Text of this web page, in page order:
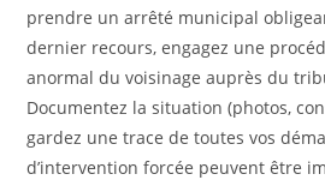
prendre un arrêté municipal
dernier recours, engagez une
anormal du voisinage auprès du
Documentez la situation (photos,
gardez une trace de toutes vos
d’intervention forcée peuvent être